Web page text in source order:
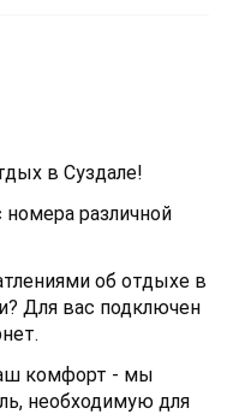
в Суздале!
различной
об отдыхе в
Для вас подключен
комфорт - мы
необходимую для